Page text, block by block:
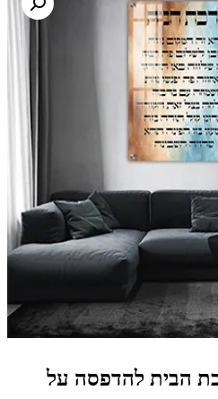
הבית להדפסה על